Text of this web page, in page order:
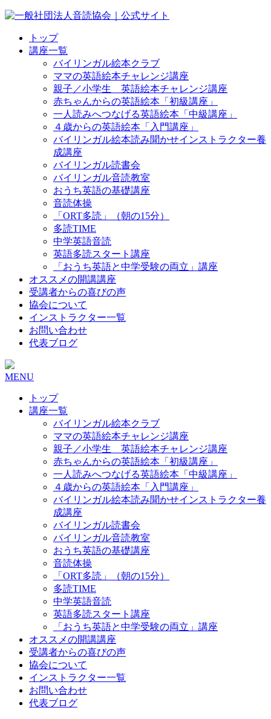
トップ
講座一覧
バイリンガル絵本クラブ
ママの英語絵本チャレンジ講座
親子／小学生 英語絵本チャレンジ講座
赤ちゃんからの英語絵本「初級講座」
一人読みへつなげる英語絵本「中級講座」
４歳からの英語絵本「入門講座」
バイリンガル絵本読み聞かせインストラクター養
成講座
バイリンガル読書会
バイリンガル音読教室
おうち英語の基礎講座
音読体操
「ORT多読」（朝の15分）
多読TIME
中学英語音読
英語多読スタート講座
「おうち英語と中学受験の両立」講座
オススメの開講講座
受講者からの喜びの声
協会について
インストラクター一覧
お問い合わせ
代表ブログ
MENU
トップ
講座一覧
バイリンガル絵本クラブ
ママの英語絵本チャレンジ講座
親子／小学生 英語絵本チャレンジ講座
赤ちゃんからの英語絵本「初級講座」
一人読みへつなげる英語絵本「中級講座」
４歳からの英語絵本「入門講座」
バイリンガル絵本読み聞かせインストラクター養
成講座
バイリンガル読書会
バイリンガル音読教室
おうち英語の基礎講座
音読体操
「ORT多読」（朝の15分）
多読TIME
中学英語音読
英語多読スタート講座
「おうち英語と中学受験の両立」講座
オススメの開講講座
受講者からの喜びの声
協会について
インストラクター一覧
お問い合わせ
代表ブログ